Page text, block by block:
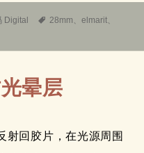
Digital
标
28mm 、elmarit、
晕层
射回胶片，在光源周围